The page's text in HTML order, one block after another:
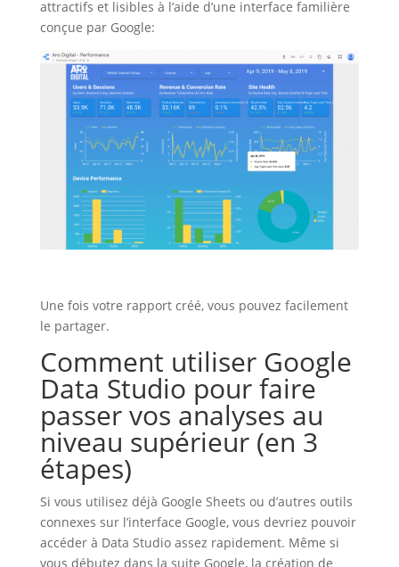
attractifs et lisibles à l’aide d’une interface familière
conçue par Google:
Une fois votre rapport créé, vous pouvez facilement
le partager.
Comment utiliser Google
Data Studio pour faire
passer vos analyses au
niveau supérieur (en 3
étapes)
Si vous utilisez déjà Google Sheets ou d’autres outils
connexes sur l’interface Google, vous devriez pouvoir
accéder à Data Studio assez rapidement. Même si
vous débutez dans la suite Google, la création de